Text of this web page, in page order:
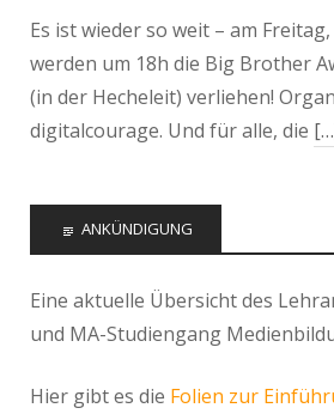
Es ist wieder so weit – am Freitag,
werden um 18h die Big Brother
(in der Hecheleit) verliehen!
digitalcourage. Und für alle, die
ANKÜNDIGUNG
Eine aktuelle Übersicht des
und MA-Studiengang
Hier gibt es die Folien zur